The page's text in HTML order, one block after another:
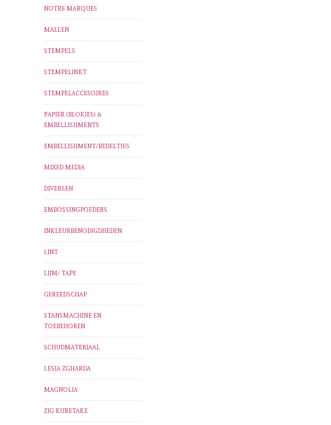
NOTRE MARQUES
MALLEN
STEMPELS
STEMPELINKT
STEMPELACCESOIRES
PAPIER (BLOKJES) &
EMBELLISHMENTS
EMBELLISHMENT/BEDELTJES
MIXED MEDIA
DIVERSEN
EMBOSSINGPOEDERS
INKLEURBENODIGDHEDEN
LINT
LIJM/ TAPE
GEREEDSCHAP
STANSMACHINE EN
TOEBEHOREN
SCHUDMATERIAAL
LESIA ZGHARDA
MAGNOLIA
ZIG KURETAKE